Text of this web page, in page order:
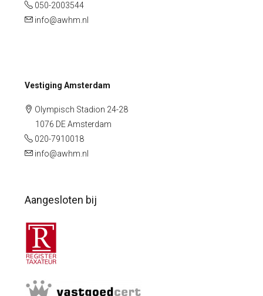
050-2003544
info@awhm.nl
Vestiging Amsterdam
Olympisch Stadion 24-28
1076 DE Amsterdam
020-7910018
info@awhm.nl
Aangesloten bij